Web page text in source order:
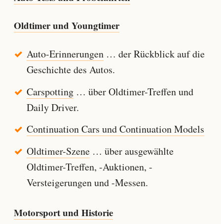
Oldtimer und Youngtimer
Auto-Erinnerungen… der Rückblick auf die
Geschichte des Autos.
Carspotting… über Oldtimer-Treffen und
Daily Driver.
Continuation Cars und Continuation Models
Oldtimer-Szene… über ausgewählte
Oldtimer-Treffen, -Auktionen, -
Versteigerungen und -Messen.
Motorsport und Historie